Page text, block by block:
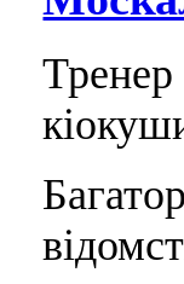
Тренер